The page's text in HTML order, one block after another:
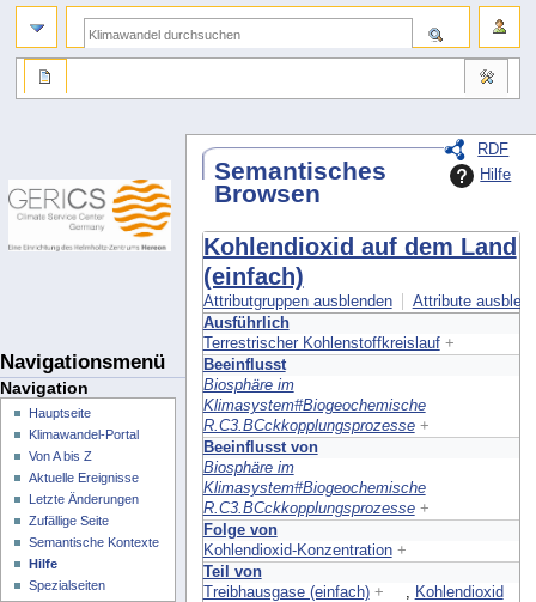
RDF
Hilfe
Semantisches
Browsen
Kohlendioxid auf dem Land
(einfach)
Attributgruppen ausblenden
Attribute
Ausführlich
Terrestrischer Kohlenstoffkreislauf +
Beeinflusst
Biosphäre im
Klimasystem#Biogeochemische
R.C3.BCckkopplungsprozesse +
Beeinflusst von
Biosphäre im
Klimasystem#Biogeochemische
R.C3.BCckkopplungsprozesse +
Folge von
Kohlendioxid-Konzentration +
Teil von
Treibhausgase (einfach) +
Kohlendioxid
Navigationsmenü
Navigation
Hauptseite
Klimawandel-Portal
Von A bis Z
Aktuelle Ereignisse
Letzte Änderungen
Zufällige Seite
Semantische Kontexte
Hilfe
Spezialseiten